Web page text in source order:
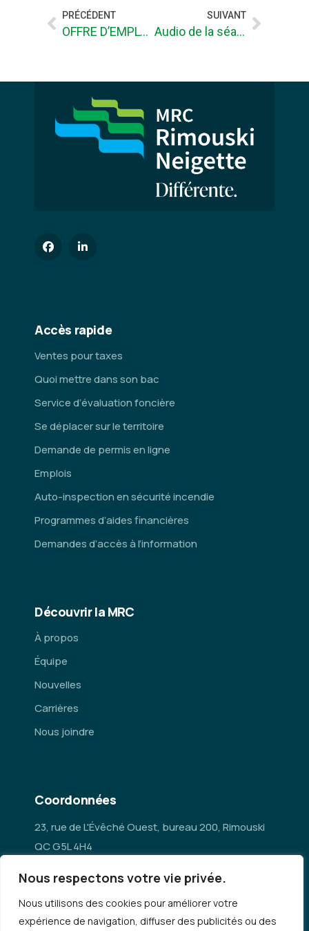
Nous respectons votre vie privée.
Nous utilisons des cookies pour améliorer votre
expérience de navigation, diffuser des publicités ou des
PRÉCÉDENT
OFFRE D’EMPLOI: CONSEILLER/ÈRE À LA CULTURE ET AU DÉVELOPPEMENT
SUIVANT
Audio de la séance du conseil du 8 septembre 2021
Accès rapide
Ventes pour taxes
Quoi mettre dans son bac
Service d’évaluation foncière
Se déplacer sur le territoire
Demande de permis en ligne
Emplois
Auto-inspection en sécurité incendie
Programmes d’aides financières
Demandes d’accès à l’information
Découvrir la MRC
À propos
Équipe
Nouvelles
Carrières
Nous joindre
Coordonnées
23, rue de L'Évêché Ouest, bureau 200, Rimouski
QC G5L 4H4
administration@mrc-rn.ca
418 724-5154